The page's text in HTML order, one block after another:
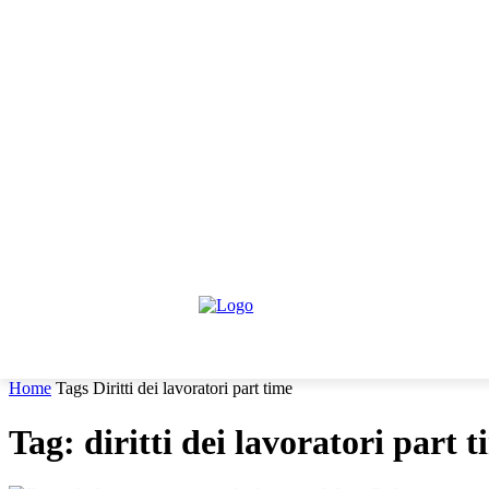
Home Tags Diritti dei lavoratori part time
Tag: diritti dei lavoratori part